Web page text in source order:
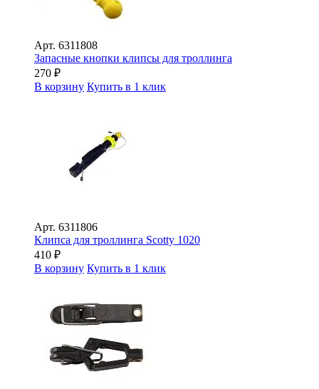
Арт. 6311808
Запасные кнопки клипсы для троллинга
270 ₽
В корзину Купить в 1 клик
Арт. 6311806
Клипса для троллинга Scotty 1020
410 ₽
В корзину Купить в 1 клик